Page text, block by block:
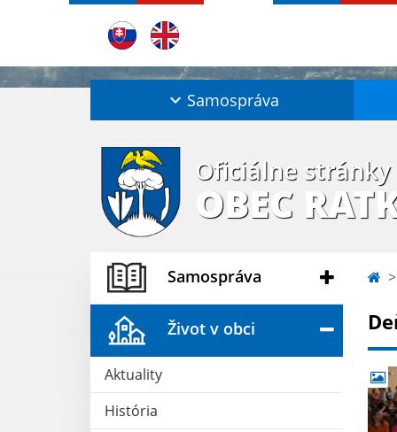
Samospráva
Oficiálne stránky
OBEC
Samospráva
Život v obci
Aktuality
História